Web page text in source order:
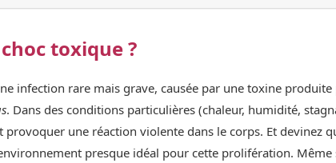
toxique ?
infection rare mais grave, causée par une toxine
. Dans des conditions particulières (chaleur, humidité,
provoquer une réaction violente dans le corps. Et devinez
presque idéal pour cette prolifération. Même